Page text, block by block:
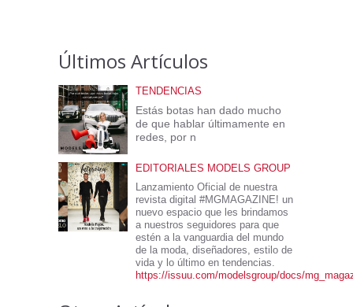
Últimos Artículos
TENDENCIAS
Estás botas han dado mucho
de que hablar últimamente en
redes, por n
EDITORIALES MODELS GROUP
Lanzamiento Oficial de nuestra
revista digital #MGMAGAZINE! un
nuevo espacio que les brindamos
a nuestros seguidores para que
estén a la vanguardia del mundo
de la moda, diseñadores, estilo de
vida y lo último en tendencias.
https://issuu.com/modelsgroup/docs/